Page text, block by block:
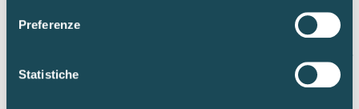
raccogliere informazioni sulla tua posizione
geografica, con un'approssimazione di qualche
Preferenze
Statistiche